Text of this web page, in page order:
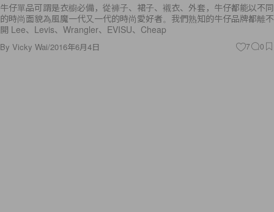
牛仔單品可謂是衣櫥必備，從褲子、裙子、襯衣、外套，牛仔都能以不同
的時尚面貌為風魔一代又一代的時尚愛好者。我們熟知的牛仔品牌都離不
開 Lee、Levis、Wrangler、EVISU、Cheap
By Vicky Wai/2016年6月4日 7 0